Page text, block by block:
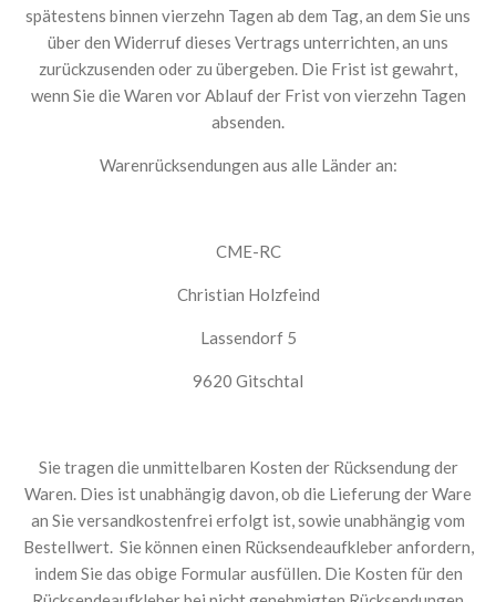
spätestens binnen vierzehn Tagen ab dem Tag, an dem Sie uns
über den Widerruf dieses Vertrags unterrichten, an uns
zurückzusenden oder zu übergeben. Die Frist ist gewahrt,
wenn Sie die Waren vor Ablauf der Frist von vierzehn Tagen
absenden.
Warenrücksendungen aus alle Länder an:
CME-RC
Christian Holzfeind
Lassendorf 5
9620 Gitschtal
Sie tragen die unmittelbaren Kosten der Rücksendung der
Waren. Dies ist unabhängig davon, ob die Lieferung der Ware
an Sie versandkostenfrei erfolgt ist, sowie unabhängig vom
Bestellwert. Sie können einen Rücksendeaufkleber anfordern,
indem Sie das obige Formular ausfüllen. Die Kosten für den